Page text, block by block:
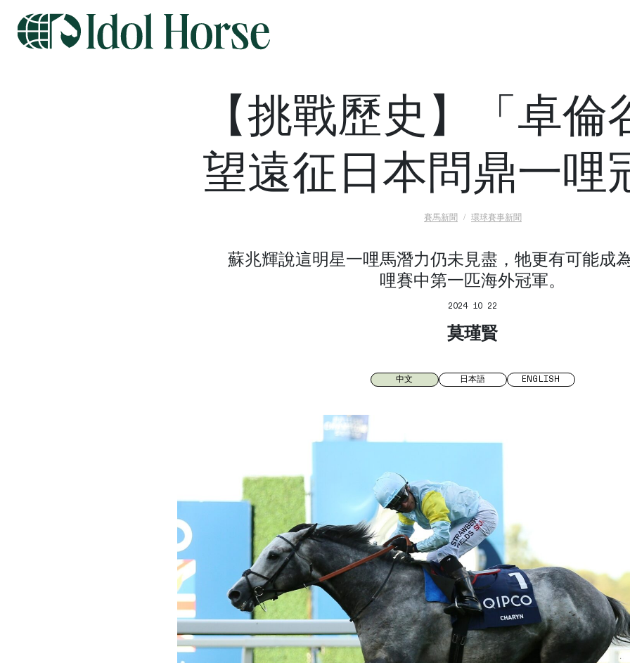
【挑戰歷史】「卓倫
望遠征日本問鼎一哩
賽馬新聞 環球賽事新聞
蘇兆輝說這明星一哩馬潛力仍未見盡，牠更有可能成
哩賽中第一匹海外冠軍。
2024 10 22
莫瑾賢
中文 日本語 ENGLISH